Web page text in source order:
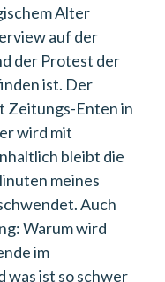
Alter
auf der
der Protest der
ist. Der
Zeitungs-Enten in
wird mit
bleibt die
meines
Auch
Warum wird
im
was ist so schwer